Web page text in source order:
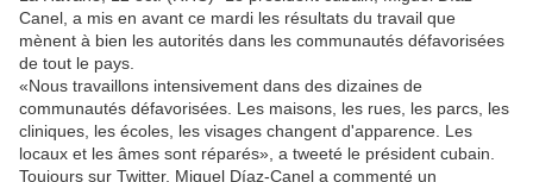
Canel, a mis en avant ce mardi les résultats du travail que
mènent à bien les autorités dans les communautés défavorisées
de tout le pays.
«Nous travaillons intensivement dans des dizaines de
communautés défavorisées. Les maisons, les rues, les parcs, les
cliniques, les écoles, les visages changent d'apparence. Les
locaux et les âmes sont réparés», a tweeté le président cubain.
Toujours sur Twitter, Miguel Díaz-Canel a commenté un